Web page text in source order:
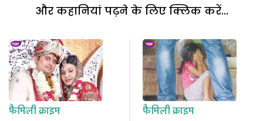
और कहानियां पढ़ने के लिए क्लिक करें...
फैमिली क्राइम फैमिली क्राइम